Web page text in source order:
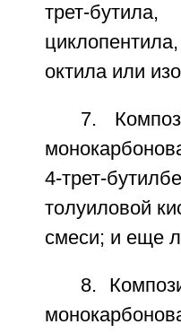
трет-
октила или
7.
4-трет-
толуиловой
смеси; и еще
8.